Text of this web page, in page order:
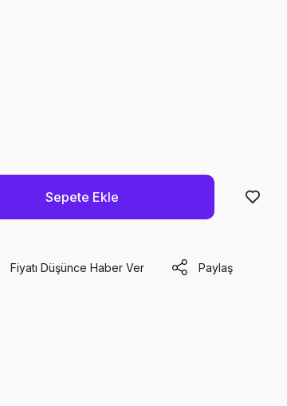
Sepete Ekle
Fiyatı Düşünce Haber Ver Paylaş